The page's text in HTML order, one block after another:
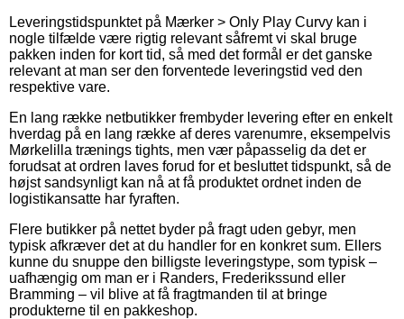
Leveringstidspunktet på Mærker > Only Play Curvy kan i
nogle tilfælde være rigtig relevant såfremt vi skal bruge
pakken inden for kort tid, så med det formål er det ganske
relevant at man ser den forventede leveringstid ved den
respektive vare.
En lang række netbutikker frembyder levering efter en enkelt
hverdag på en lang række af deres varenumre, eksempelvis
Mørkelilla trænings tights, men vær påpasselig da det er
forudsat at ordren laves forud for et besluttet tidspunkt, så de
højst sandsynligt kan nå at få produktet ordnet inden de
logistikansatte har fyraften.
Flere butikker på nettet byder på fragt uden gebyr, men
typisk afkræver det at du handler for en konkret sum. Ellers
kunne du snuppe den billigste leveringstype, som typisk –
uafhængig om man er i Randers, Frederikssund eller
Bramming – vil blive at få fragtmanden til at bringe
produkterne til en pakkeshop.